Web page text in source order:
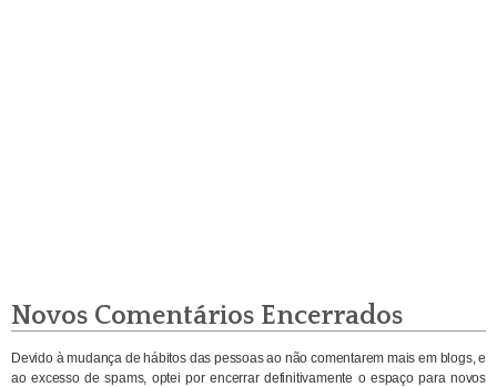
Novos Comentários Encerrados
Devido à mudança de hábitos das pessoas ao não comentarem mais em blogs, e
ao excesso de spams, optei por encerrar definitivamente o espaço para novos